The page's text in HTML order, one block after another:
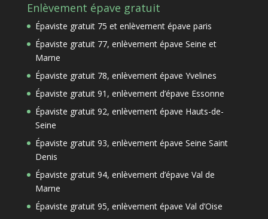
Enlèvement épave gratuit
Épaviste gratuit 75 et enlèvement épave paris
Épaviste gratuit 77, enlèvement épave Seine et
Marne
Épaviste gratuit 78, enlèvement épave Yvelines
Épaviste gratuit 91, enlèvement d’épave Essonne
Épaviste gratuit 92, enlèvement épave Hauts-de-
Seine
Épaviste gratuit 93, enlèvement épave Seine Saint
Denis
Épaviste gratuit 94, enlèvement d’épave Val de
Marne
Épaviste gratuit 95, enlèvement épave Val d’Oise